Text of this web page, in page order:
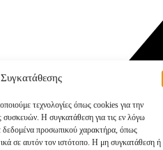
Συγκατάθεσης
τεχνολογίες όπως cookies για την
Η συγκατάθεση για τις εν λόγω
δεδομένα προσωπικού χαρακτήρα, όπως
σε αυτόν τον ιστότοπο. Η μη συγκατάθεση ή